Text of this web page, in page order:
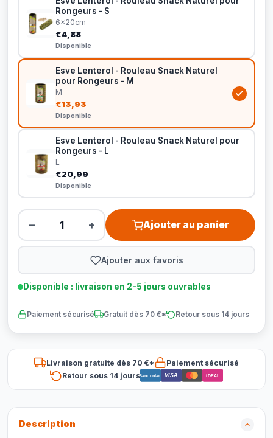
Rongeurs - S
6x20cm
€4,88
Disponible
Esve Lenterol - Rouleau Snack Naturel
pour Rongeurs - M
M
€13,93
Disponible
Esve Lenterol - Rouleau Snack Naturel pour
Rongeurs - L
L
€20,99
Disponible
− + Ajouter au panier
Ajouter aux favoris
Disponible : livraison en 2-5 jours ouvrables
Paiement sécurisé Gratuit dès 70 €* Retour sous 14 jours
Livraison gratuite dès 70 €*
Paiement sécurisé
Retour sous 14 joursBancontact VISA iDEAL
Description